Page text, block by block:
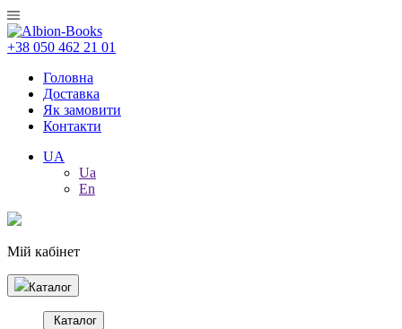
+38 050 462 21 01
Головна
Доставка
Як замовити
Контакти
UA
Ua
En
Мій кабінет
Каталог
Каталог